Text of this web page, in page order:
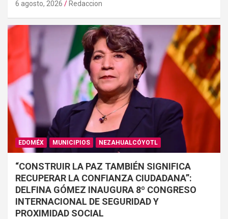
6 agosto, 2026 Redaccion
EDOMÉX MUNICIPIOS NEZAHUALCÓYOTL
“CONSTRUIR LA PAZ TAMBIÉN SIGNIFICA
RECUPERAR LA CONFIANZA CIUDADANA”:
DELFINA GÓMEZ INAUGURA 8º CONGRESO
INTERNACIONAL DE SEGURIDAD Y
PROXIMIDAD SOCIAL